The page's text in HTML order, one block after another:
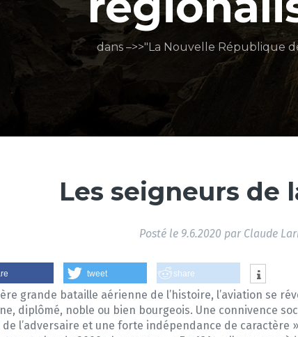
dans –>>"La Nouvelle République
Les seigneurs de
Posté le 9.6.2020 par Claude
tweet share
grande bataille aérienne de l’histoire, l’aviation se
diplômé, noble ou bien bourgeois. Une connivence
l’adversaire et une forte indépendance de caractère